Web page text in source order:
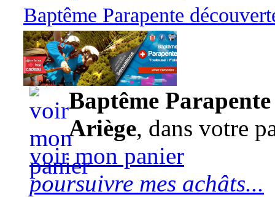
Baptême Parapente
95,00 euros
Baptême
Ariège, dans votre
voir mon panier
poursuivre mes achâts...